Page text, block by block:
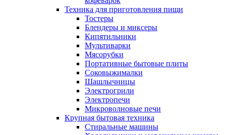
Техника для приготовления пищи
Тостеры
Блендеры и миксеры
Кипятильники
Мультиварки
Мясорубки
Портативные бытовые плиты
Соковыжималки
Шашлычницы
Электрогрили
Электропечи
Микроволновые печи
Крупная бытовая техника
Стиральные машины